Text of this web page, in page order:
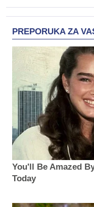
PREPORUKA ZA
You'll Be Amazed
Today